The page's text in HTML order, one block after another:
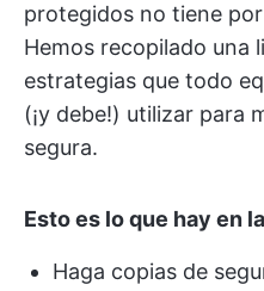
protegidos no tiene
Hemos recopilado una
estrategias que todo
(¡y debe!) utilizar para
segura.
Esto es lo que hay en
Haga copias de